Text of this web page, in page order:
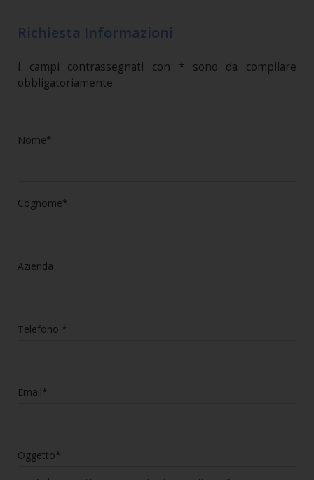
Richiesta Informazioni
I campi contrassegnati con * sono da compilare
obbligatoriamente
Nome*
Cognome*
Azienda
Telefono *
Email*
Oggetto*